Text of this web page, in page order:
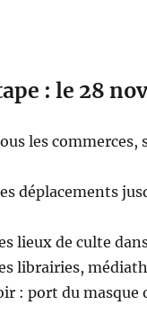
: le 28
les commerces,
déplacements
lieux de culte
librairies,
: port du